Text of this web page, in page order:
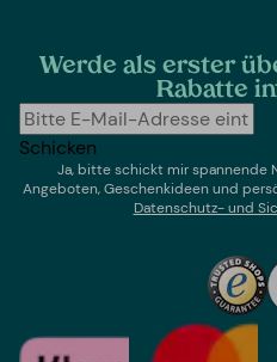
Werde als erster
Rabatte
Schicken
Ja, bitte schickt mir spannende
Angeboten, Geschenkideen und
Datenschutz- und